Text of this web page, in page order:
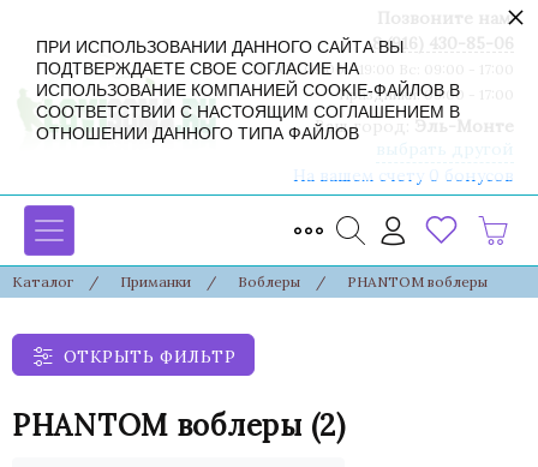
Позвоните нам:
8 (916) 430-85-06
Пн-Сб: 09:00 - 19:00 Вс: 09:00 - 17:00
Праздники: 09:00 - 17:00
Ваш город:
На вашем счету 0 бонусов
Каталог / Приманки / Воблеры / PHANTOM воблеры
ОТКРЫТЬ ФИЛЬТР
PHANTOM воблеры (2)
ПРИ ИСПОЛЬЗОВАНИИ ДАННОГО САЙТА ВЫ
ПОДТВЕРЖДАЕТЕ СВОЕ СОГЛАСИЕ НА
ИСПОЛЬЗОВАНИЕ КОМПАНИЕЙ COOKIE-ФАЙЛОВ В
СООТВЕТСТВИИ С НАСТОЯЩИМ СОГЛАШЕНИЕМ В
ОТНОШЕНИИ ДАННОГО ТИПА ФАЙЛОВ
×